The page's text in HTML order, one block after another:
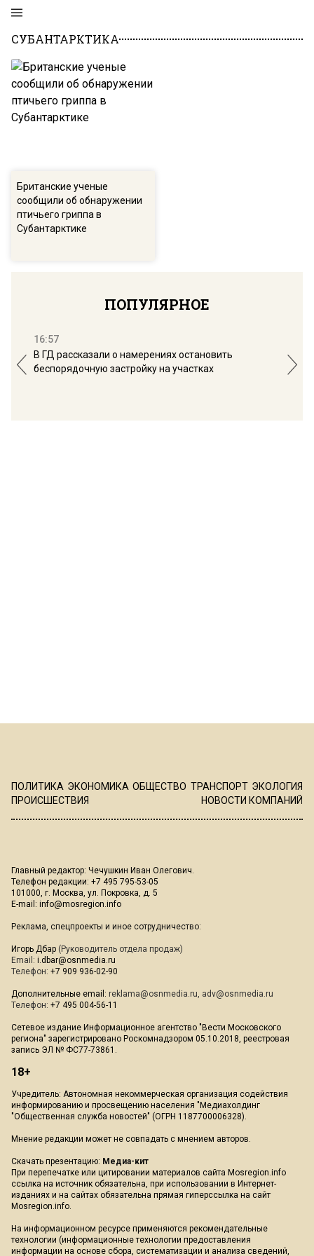
СУБАНТАРКТИКА
Британские ученые
сообщили об обнаружении
птичьего гриппа в
Субантарктике
ПОПУЛЯРНОЕ
16:57
В ГД рассказали о намерениях остановить
беспорядочную застройку на участках
ПОЛИТИКА ЭКОНОМИКА ОБЩЕСТВО ТРАНСПОРТ ЭКОЛОГИЯ
ПРОИСШЕСТВИЯ
НОВОСТИ КОМПАНИЙ
Главный редактор: Чечушкин Иван Олегович.
Телефон редакции: +7 495 795-53-05
101000, г. Москва, ул. Покровка, д. 5
E-mail: info@mosregion.info
Реклама, спецпроекты и иное сотрудничество:
Игорь Дбар (Руководитель отдела продаж)
Email: i.dbar@osnmedia.ru
Телефон: +7 909 936-02-90
Дополнительные email: reklama@osnmedia.ru, adv@osnmedia.ru
Телефон: +7 495 004-56-11
Сетевое издание Информационное агентство "Вести Московского
региона" зарегистрировано Роскомнадзором 05.10.2018, реестровая
запись ЭЛ № ФС77-73861.
18+
Учредитель: Автономная некоммерческая организация содействия
информированию и просвещению населения "Медиахолдинг
"Общественная служба новостей" (ОГРН 1187700006328).
Мнение редакции может не совпадать с мнением авторов.
Скачать презентацию: Медиа-кит
При перепечатке или цитировании материалов сайта Mosregion.info
ссылка на источник обязательна, при использовании в Интернет-
изданиях и на сайтах обязательна прямая гиперссылка на сайт
Mosregion.info.
На информационном ресурсе применяются рекомендательные
технологии (информационные технологии предоставления
информации на основе сбора, систематизации и анализа сведений,